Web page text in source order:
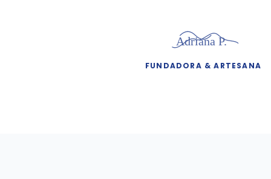
Adriana P.
FUNDADORA & ARTESANA